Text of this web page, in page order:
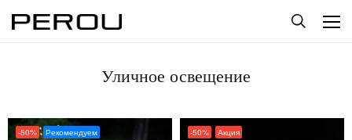
Уличное освещение
-50% Рекомендуем -50% Акция